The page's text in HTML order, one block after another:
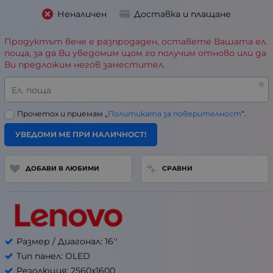
Неналичен Доставка и плащане
Продуктът вече е разпродаден, оставете Вашата ел.
поща, за да Ви уведомим щом го получим отново или да
Ви предложим негов заместител.
Ел. поща
Прочетох и приемам „Политиката за поверителност“.
УВЕДОМИ МЕ ПРИ НАЛИЧНОСТ!
ДОБАВИ В ЛЮБИМИ СРАВНИ
Размер / Диагонал: 16''
Тип панел: OLED
Резолюция: 2560x1600